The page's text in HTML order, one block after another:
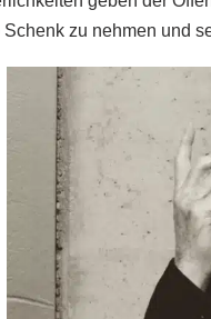
Schenk zu nehmen und